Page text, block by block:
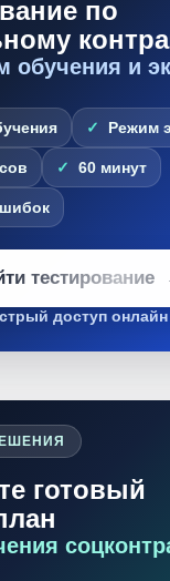
по
обучения и
Режим
60 минут
тестирование
доступ онлайн
готовый